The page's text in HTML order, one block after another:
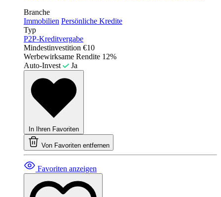
Branche
Immobilien Persönliche Kredite
Typ
P2P-Kreditvergabe
Mindestinvestition €10
Werbewirksame Rendite 12%
Auto-Invest
Ja
In Ihren Favoriten
Von Favoriten entfernen
Favoriten anzeigen